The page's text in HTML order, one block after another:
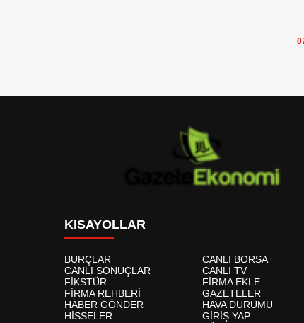
KISAYOLLAR
BURÇLAR
CANLI BORSA
CANLI SONUÇLAR
CANLI TV
FİKSTÜR
FİRMA EKLE
FİRMA REHBERİ
GAZETELER
HABER GÖNDER
HAVA DURUMU
HİSSELER
GİRİŞ YAP